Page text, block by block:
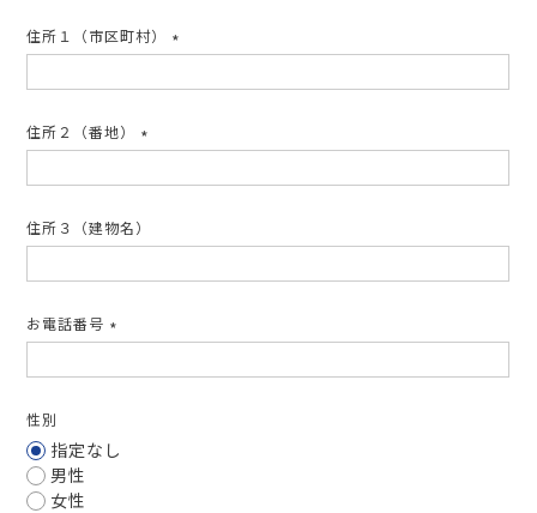
住所１（市区町村）
須)
住所２（番地）
須)
住所３（建物名）
お電話番号
須)
性別
指定なし
男性
女性